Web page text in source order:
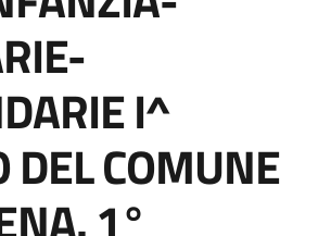
I^
DEL COMUNE